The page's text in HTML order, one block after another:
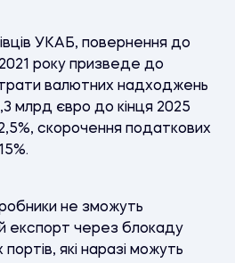
УКАБ, повернення до
2021 року призведе до
валютних надходжень
млрд євро до кінця 2025
скорочення податкових
не зможуть
експорт через блокаду
які наразі можуть